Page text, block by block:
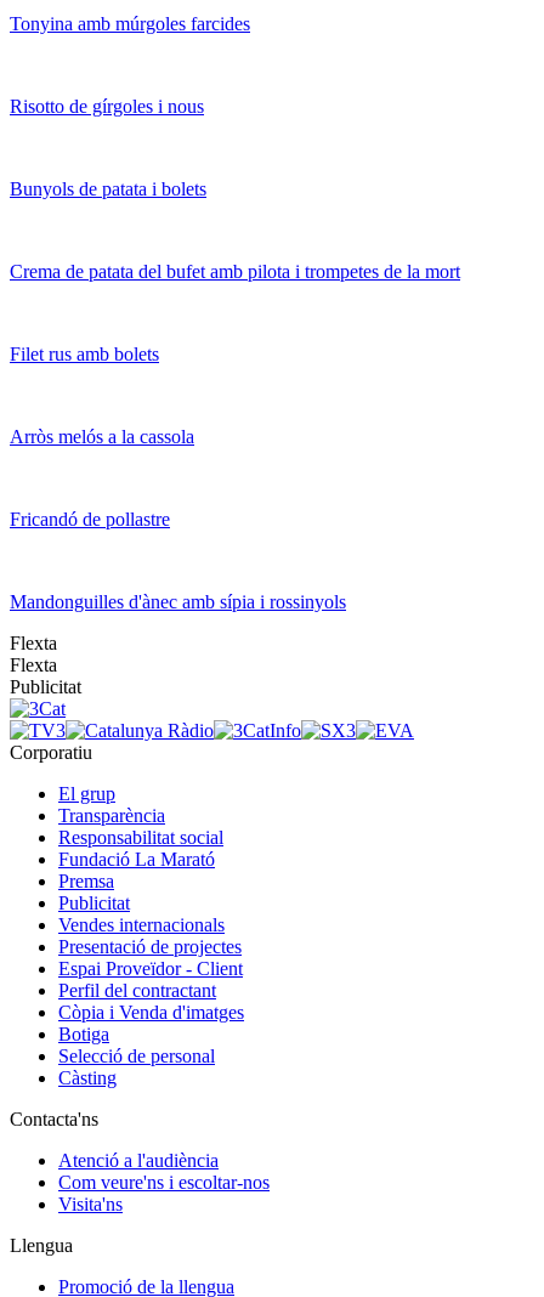
Tonyina amb múrgoles farcides
Risotto de gírgoles i nous
Bunyols de patata i bolets
Crema de patata del bufet amb pilota i trompetes de la mort
Filet rus amb bolets
Arròs melós a la cassola
Fricandó de pollastre
Mandonguilles d'ànec amb sípia i rossinyols
Flexta
Flexta
Publicitat
Corporatiu
El grup
Transparència
Responsabilitat social
Fundació La Marató
Premsa
Publicitat
Vendes internacionals
Presentació de projectes
Espai Proveïdor - Client
Perfil del contractant
Còpia i Venda d'imatges
Botiga
Selecció de personal
Càsting
Contacta'ns
Atenció a l'audiència
Com veure'ns i escoltar-nos
Visita'ns
Llengua
Promoció de la llengua